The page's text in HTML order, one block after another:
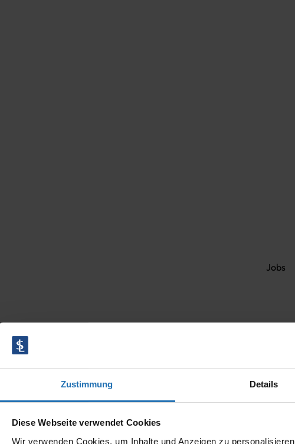
Zustimmung Details
Diese Webseite verwendet Cookies
Wir verwenden Cookies, um Inhalte und Anzeigen zu
Jobs
(Leck)